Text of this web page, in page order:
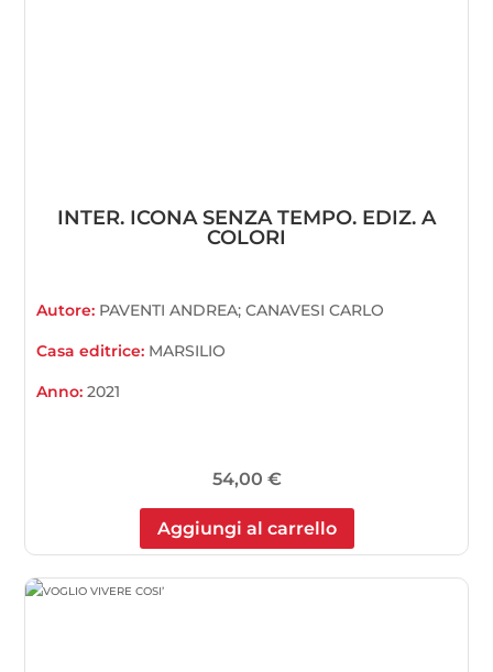
INTER. ICONA SENZA TEMPO. EDIZ. A
COLORI
Autore: PAVENTI ANDREA; CANAVESI CARLO
Casa editrice: MARSILIO
Anno:2021
54,00 €
Aggiungi al carrello